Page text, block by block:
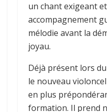
un chant exigeant
accompagnement
mélodie avant la
joyau.
Déjà présent lors
le nouveau
en plus
formation. Il prend